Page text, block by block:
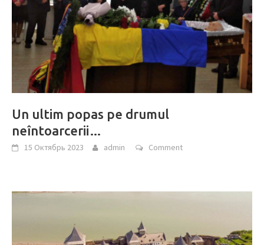
Un ultim popas pe drumul
neîntoarcerii…
15 Октябрь 2023 admin Comment